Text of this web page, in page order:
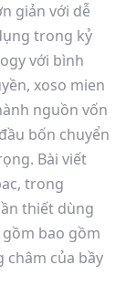
giản với dễ
trong kỷ
với bình
xoso mien
nguồn vốn
bốn chuyển
Bài viết
trong
thiết dùng
bao gồm
châm của bầy